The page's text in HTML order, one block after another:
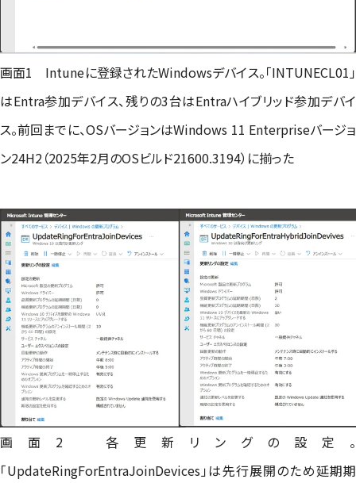
画面1 Intuneに登録されたWindowsデバイス。「INTUNECL01」
はEntra参加デバイス、残りの3台はEntraハイブリッド参加デバイ
ス。前回までに、OSバージョンはWindows 11 Enterpriseバージョ
ン24H2（2025年2月のOSビルド21600.3194）に揃った
画面2 各更新リングの設定。
「UpdateRingForEntraJoinDevices」は先行展開のため延期期